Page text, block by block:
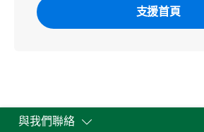
支援首頁
與我們聯絡